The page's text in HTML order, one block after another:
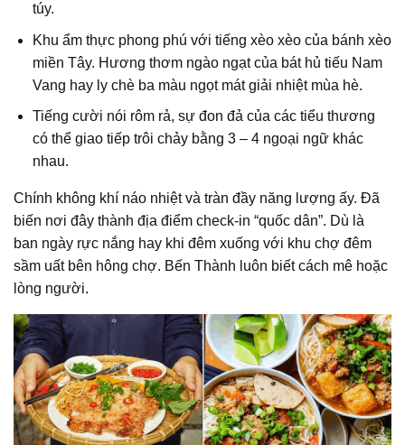
túy.
Khu ẩm thực phong phú với tiếng xèo xèo của bánh xèo
miền Tây. Hương thơm ngào ngạt của bát hủ tiếu Nam
Vang hay ly chè ba màu ngọt mát giải nhiệt mùa hè.
Tiếng cười nói rôm rả, sự đon đả của các tiểu thương
có thể giao tiếp trôi chảy bằng 3 – 4 ngoại ngữ khác
nhau.
Chính không khí náo nhiệt và tràn đầy năng lượng ấy. Đã
biến nơi đây thành địa điểm check-in “quốc dân”. Dù là
ban ngày rực nắng hay khi đêm xuống với khu chợ đêm
sầm uất bên hông chợ. Bến Thành luôn biết cách mê hoặc
lòng người.